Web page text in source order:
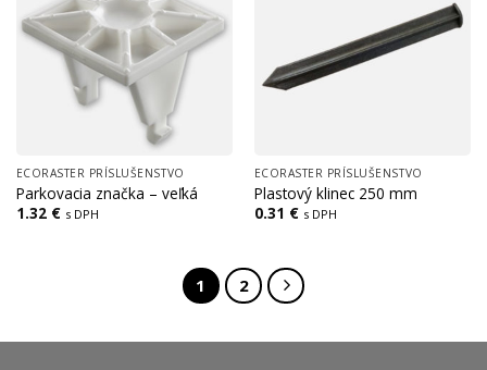
ECORASTER PRÍSLUŠENSTVO
Parkovacia značka – veľká
1.32 € s DPH
ECORASTER PRÍSLUŠENSTVO
Plastový klinec 250 mm
0.31 € s DPH
1 2